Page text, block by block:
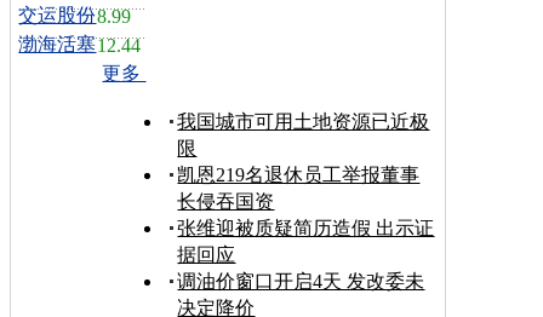
交运股份8.99
渤海活塞12.44
更多
我国城市可用土地资源已近极
限
凯恩219名退休员工举报董事
长侵吞国资
张维迎被质疑简历造假 出示证
据回应
调油价窗口开启4天 发改委未
决定降价